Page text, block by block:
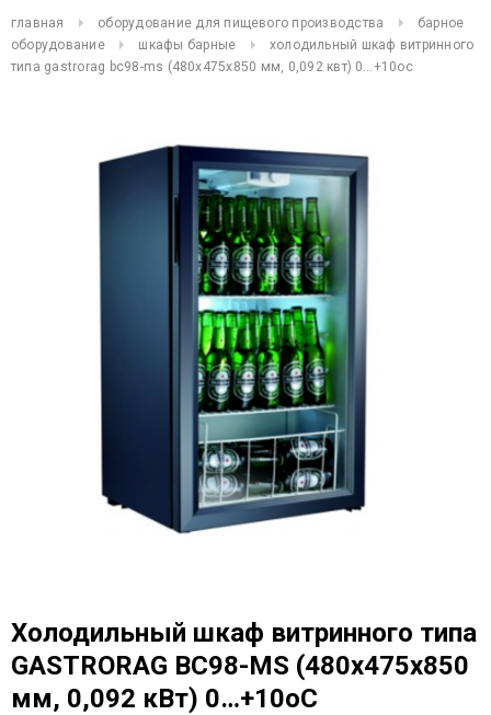
главная оборудование для пищевого производства
барное
оборудование
шкафы барные
холодильный шкаф витринного
типа gastrorag bc98-ms (480х475х850 мм, 0,092 квт) 0…+10ос
Холодильный шкаф витринного типа
GASTRORAG BC98-MS (480х475х850
мм, 0,092 кВт) 0…+10оС